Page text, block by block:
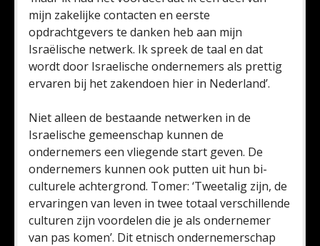
mijn zakelijke contacten en eerste
opdrachtgevers te danken heb aan mijn
Israëlische netwerk. Ik spreek de taal en dat
wordt door Israelische ondernemers als prettig
ervaren bij het zakendoen hier in Nederland’.
Niet alleen de bestaande netwerken in de
Israelische gemeenschap kunnen de
ondernemers een vliegende start geven. De
ondernemers kunnen ook putten uit hun bi-
culturele achtergrond. Tomer: ‘Tweetalig zijn, de
ervaringen van leven in twee totaal verschillende
culturen zijn voordelen die je als ondernemer
van pas komen’. Dit etnisch ondernemerschap